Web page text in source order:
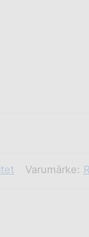
Varumärke: